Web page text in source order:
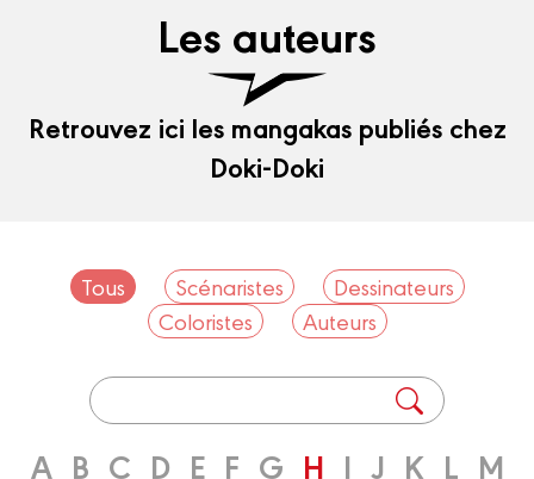
Les auteurs
Retrouvez ici les mangakas publiés chez
Doki-Doki
Tous Scénaristes
Dessinateurs
Coloristes
Auteurs
A B C D E F G H I J K L M